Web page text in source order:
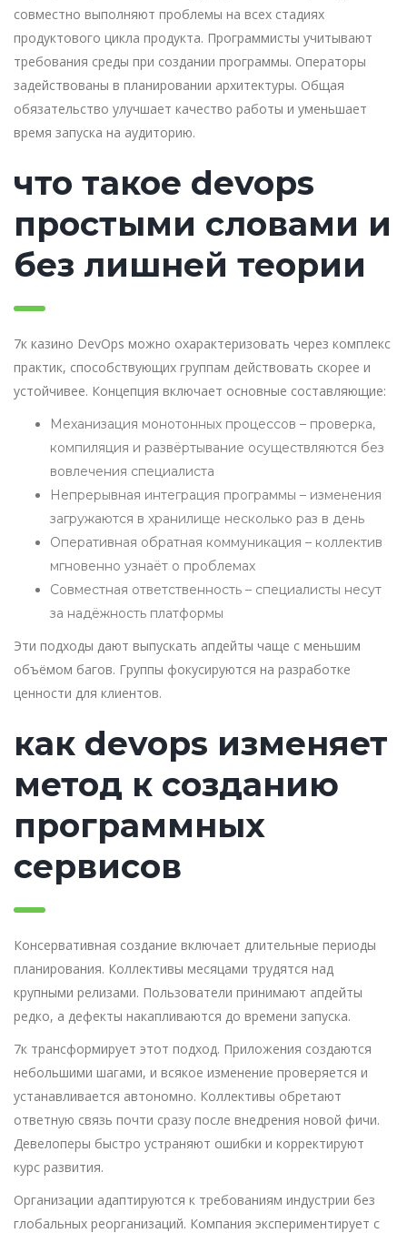
совместно выполняют проблемы на всех стадиях
продуктового цикла продукта. Программисты учитывают
требования среды при создании программы. Операторы
задействованы в планировании архитектуры. Общая
обязательство улучшает качество работы и уменьшает
время запуска на аудиторию.
что такое devops
простыми словами и
без лишней теории
7к казино DevOps можно охарактеризовать через комплекс
практик, способствующих группам действовать скорее и
устойчивее. Концепция включает основные составляющие:
Механизация монотонных процессов – проверка,
компиляция и развёртывание осуществляются без
вовлечения специалиста
Непрерывная интеграция программы – изменения
загружаются в хранилище несколько раз в день
Оперативная обратная коммуникация – коллектив
мгновенно узнаёт о проблемах
Совместная ответственность – специалисты несут
за надёжность платформы
Эти подходы дают выпускать апдейты чаще с меньшим
объёмом багов. Группы фокусируются на разработке
ценности для клиентов.
как devops изменяет
метод к созданию
программных
сервисов
Консервативная создание включает длительные периоды
планирования. Коллективы месяцами трудятся над
крупными релизами. Пользователи принимают апдейты
редко, а дефекты накапливаются до времени запуска.
7к трансформирует этот подход. Приложения создаются
небольшими шагами, и всякое изменение проверяется и
устанавливается автономно. Коллективы обретают
ответную связь почти сразу после внедрения новой фичи.
Девелоперы быстро устраняют ошибки и корректируют
курс развития.
Организации адаптируются к требованиям индустрии без
глобальных реорганизаций. Компания экспериментирует с